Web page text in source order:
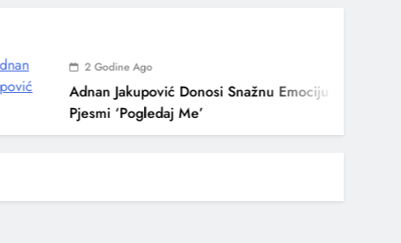
2 Godine Ago
Adnan Jakupović Donosi Snažnu Emociju U Novoj
Pjesmi ‘Pogledaj Me’